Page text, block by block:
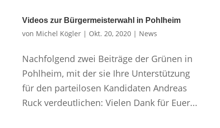
Videos zur Bürgermeisterwahl in Pohlheim
von Michel Kögler| Okt. 20, 2020| News
Nachfolgend zwei Beiträge der Grünen in
Pohlheim, mit der sie Ihre Unterstützung
für den parteilosen Kandidaten Andreas
Ruck verdeutlichen: Vielen Dank für Euer...